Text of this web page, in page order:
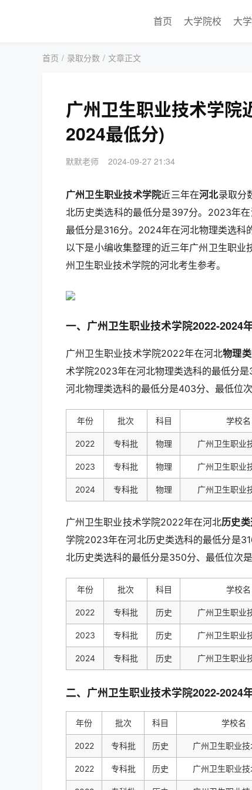
首页 大学院校 大
首页 / 录取分数 / 文章正文
广州卫生职业技术学院
2024最低分)
默默老师 2024-09-27 21:34
广州卫生职业技术学院近三年在河北录取分
北历史类选科的最低分是397分。2023年
最低分是316分。2024年在河北物理类选科
以下是小编收集整理的近三年广州卫生职
州卫生职业技术学院的河北考生参考。
一、广州卫生职业技术学院2022-2024
广州卫生职业技术学院2022年在河北物理
术学院2023年在河北物理类选科的最低分
河北物理类选科的最低分是403分、最低位
年份 批次 科目 学校名
2022 专科批 物理 广州卫生职业
2023 专科批 物理 广州卫生职业
2024 专科批 物理 广州卫生职业
广州卫生职业技术学院2022年在河北历史
学院2023年在河北历史类选科的最低分是
北历史类选科的最低分是350分、最低位次
年份 批次 科目 学校名
2022 专科批 历史 广州卫生职业
2023 专科批 历史 广州卫生职业
2024 专科批 历史 广州卫生职业
二、广州卫生职业技术学院2022-2024
年份 批次 科目 学校名
2022 专科批 历史 广州卫生职业
2022 专科批 历史 广州卫生职业